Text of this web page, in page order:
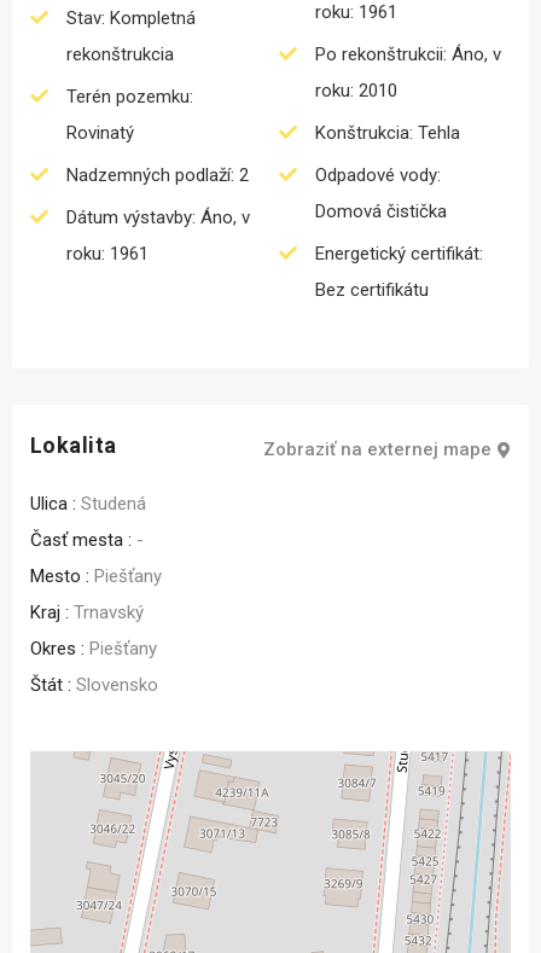
Stav: Kompletná
rekonštrukcia
Terén pozemku:
Rovinatý
Nadzemných podlaží: 2
Dátum výstavby: Áno, v
roku: 1961
roku: 1961
Po rekonštrukcii: Áno, v
roku: 2010
Konštrukcia: Tehla
Odpadové vody:
Domová čistička
Energetický certifikát:
Bez certifikátu
Lokalita Zobraziť na externej mape
Ulica : Studená
Časť mesta : -
Mesto : Piešťany
Kraj : Trnavský
Okres : Piešťany
Štát : Slovensko